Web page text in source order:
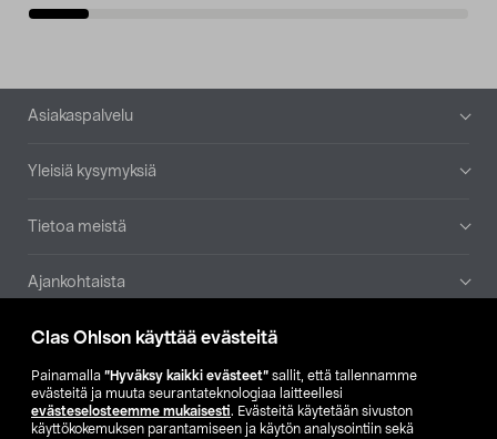
Clas Ohlson käyttää evästeitä
Painamalla ”Hyväksy kaikki evästeet” sallit, että tallennamme
evästeitä ja muuta seurantateknologiaa laitteellesi
evästeselosteemme mukaisesti. Evästeitä käytetään sivuston
käyttökokemuksen parantamiseen ja käytön analysointiin sekä
Alatunniste
Asiakaspalvelu
Yleisiä kysymyksiä
Tietoa meistä
Ajankohtaista
Muut yrityksemme
Etsi myymälä